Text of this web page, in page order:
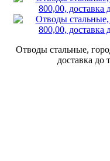
Отводы стальные,
доставка до